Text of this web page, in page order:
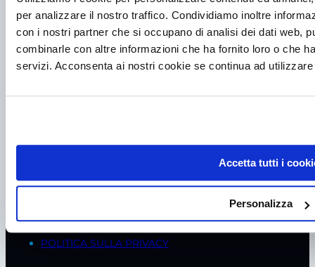
per analizzare il nostro traffico. Condividiamo inoltre
con i nostri partner che si occupano di analisi dei dati web,
combinarle con altre informazioni che ha fornito loro o che
servizi. Acconsenta ai nostri cookie se continua ad
Accetta tutti i
Personalizza
ISOLATORI
ASSISTENZA
MANUTENZIONE CAPPE BIOLOGICHE
SANIFICAZIONE
VERIFICA INCUBATORI CO2
POLITICHE
POLITICA SULLA PRIVACY